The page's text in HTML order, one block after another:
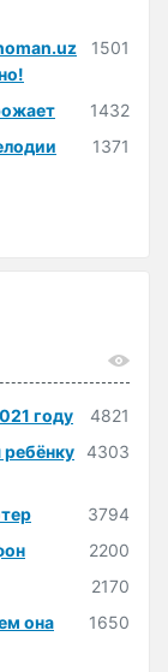
1501
1432
1371
году
4821
4303
3794
2200
2170
она
1650